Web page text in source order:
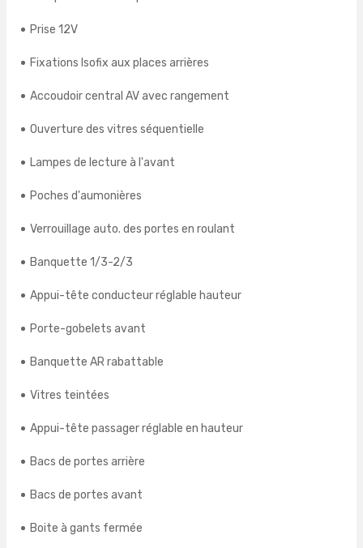
Prise 12V
Fixations Isofix aux places arrières
Accoudoir central AV avec rangement
Ouverture des vitres séquentielle
Lampes de lecture à l'avant
Poches d'aumonières
Verrouillage auto. des portes en roulant
Banquette 1/3-2/3
Appui-tête conducteur réglable hauteur
Porte-gobelets avant
Banquette AR rabattable
Vitres teintées
Appui-tête passager réglable en hauteur
Bacs de portes arrière
Bacs de portes avant
Boite à gants fermée